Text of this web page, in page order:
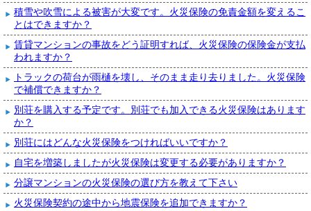
積雪や吹雪による被害が大変です。火災保険の免責金額を変えるこ
とはできますか？
賃貸マンションの事故をどう証明すれば、火災保険の保険金が支払
われますか？
トラックの荷台が雨樋を壊し、そのまま走り去りました。火災保険
で補償できますか？
別荘を購入する予定です。別荘でも加入できる火災保険はあります
か？
別荘にはどんな火災保険をつければいいですか？
自宅を増築しましたが火災保険は変更する必要がありますか？
分譲マンションの火災保険の選び方を教えて下さい
火災保険契約の途中から地震保険を追加できますか？